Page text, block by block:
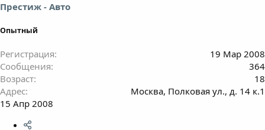
Престиж - Авто
Опытный
Регистрация
19 Мар 2008
Сообщения
364
Возраст
18
Адрес
Москва, Полковая ул., д. 14 к.1
15 Апр 2008